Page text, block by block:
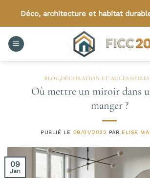
contenu
Déco, architecture et habitat
BLOG,DÉCORATION ET ACCESSOIRES
Où mettre un miroir dans
manger ?
PUBLIÉ LE 09/01/2022 PAR ELISE
09
Jan